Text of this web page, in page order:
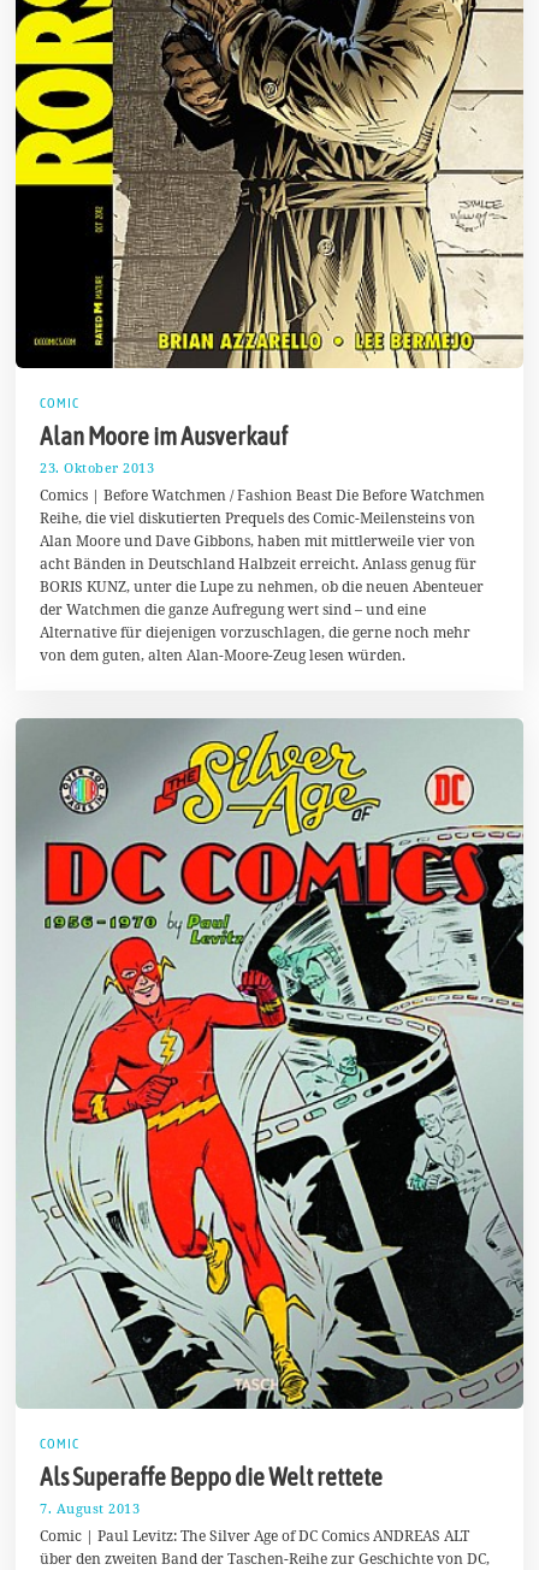
COMIC
Alan Moore im Ausverkauf
23. Oktober 2013
3
.
D
e
z
m
b
e
r
2
3
Comics | Before Watchmen / Fashion Beast Die Before Watchmen
Reihe, die viel diskutierten Prequels des Comic-Meilensteins von
Alan Moore und Dave Gibbons, haben mit mittlerweile vier von
acht Bänden in Deutschland Halbzeit erreicht. Anlass genug für
BORIS KUNZ, unter die Lupe zu nehmen, ob die neuen Abenteuer
der Watchmen die ganze Aufregung wert sind – und eine
Alternative für diejenigen vorzuschlagen, die gerne noch mehr
von dem guten, alten Alan-Moore-Zeug lesen würden.
COMIC
Als Superaffe Beppo die Welt rettete
7. August 2013
.
D
Comic | Paul Levitz: The Silver Age of DC Comics ANDREAS ALT
über den zweiten Band der Taschen-Reihe zur Geschichte von DC,